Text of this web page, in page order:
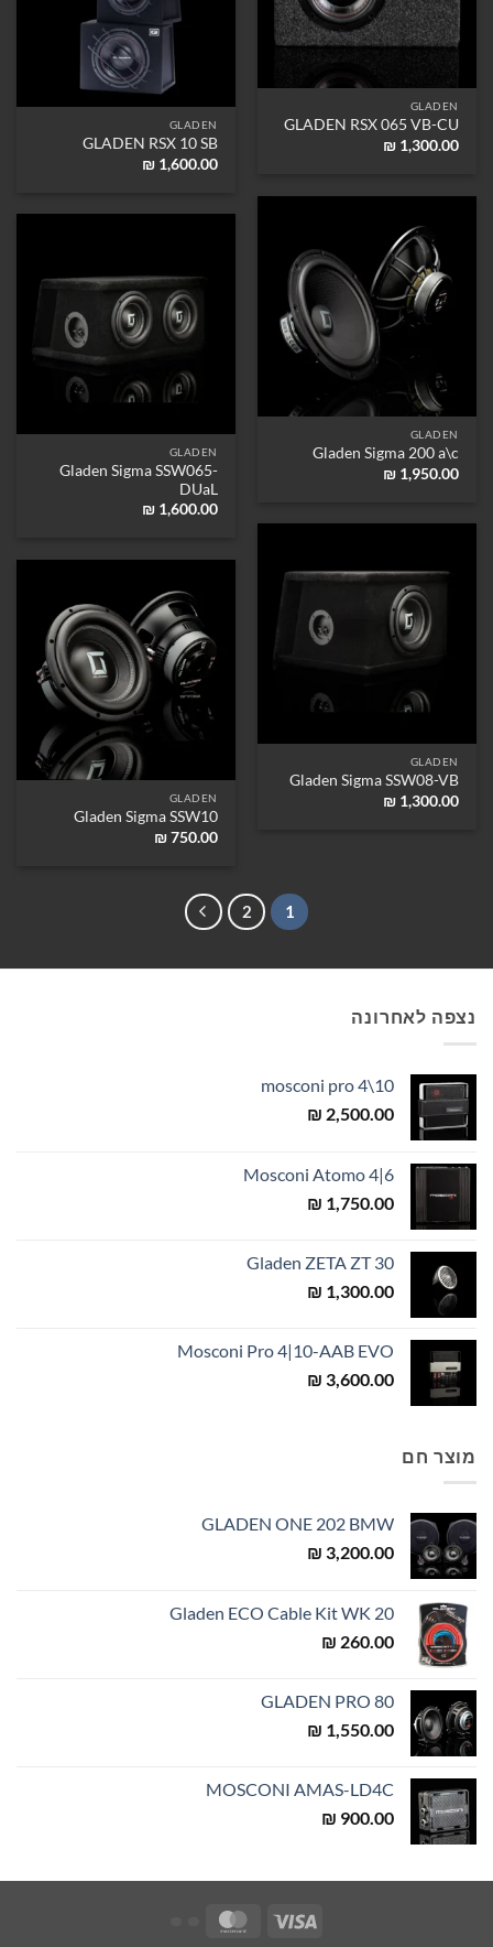
GLADEN
GLADEN RSX 065 VB-CU
₪1,300.00
GLADEN
GLADEN RSX 10 SB
₪1,600.00
GLADEN
Gladen Sigma 200 a\c
₪1,950.00
GLADEN
Gladen Sigma SSW065-
DUaL
₪1,600.00
GLADEN
Gladen Sigma SSW08-VB
₪1,300.00
GLADEN
Gladen Sigma SSW10
₪750.00
1
2
נצפה לאחרונה
mosconi pro 4\10
₪ 2,500.00
Mosconi Atomo 4|6
₪ 1,750.00
Gladen ZETA ZT 30
₪ 1,300.00
Mosconi Pro 4|10-AAB EVO
₪ 3,600.00
מוצר חם
GLADEN ONE 202 BMW
₪ 3,200.00
Gladen ECO Cable Kit WK 20
₪ 260.00
GLADEN PRO 80
₪ 1,550.00
MOSCONI AMAS-LD4C
₪ 900.00
Visa